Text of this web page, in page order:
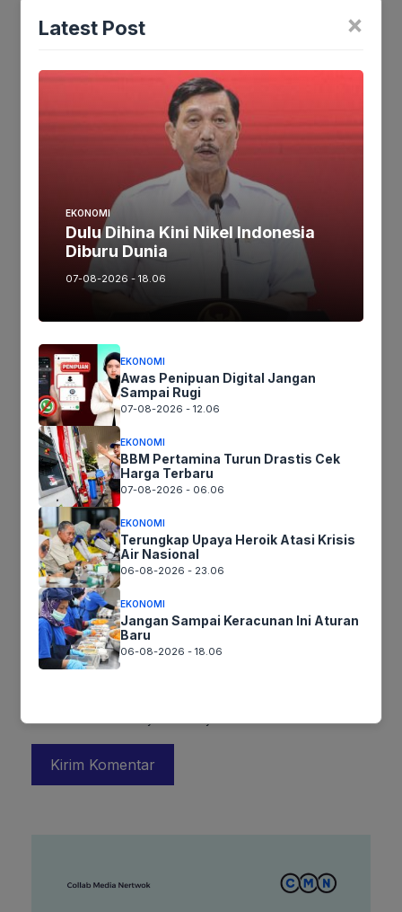
Jika keberatan atau harus diedit baik
Artikel maupun foto Silahkan
Terima Kasih
Ikutikami :
Komentar
Nama
Surel
Situs
×
Latest Post
EKONOMI
Dulu Dihina Kini Nikel Indonesia
Diburu Dunia
07-08-2026 - 18.06
EKONOMI
Awas Penipuan Digital Jangan
Sampai Rugi
07-08-2026 - 12.06
EKONOMI
BBM Pertamina Turun Drastis Cek
Harga Terbaru
07-08-2026 - 06.06
EKONOMI
Terungkap Upaya Heroik Atasi Krisis
Air Nasional
06-08-2026 - 23.06
EKONOMI
Jangan Sampai Keracunan Ini Aturan
Baru
06-08-2026 - 18.06